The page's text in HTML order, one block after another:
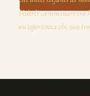
Vederli camminare tra
un'esperienza che non